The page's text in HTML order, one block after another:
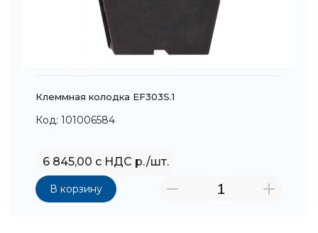
Клеммная колодка EF303S.1
Код: 101006584
6 845,00 с НДС р./шт.
В корзину